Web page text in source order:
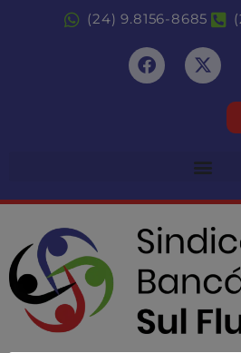
(24) 9.8156-8685